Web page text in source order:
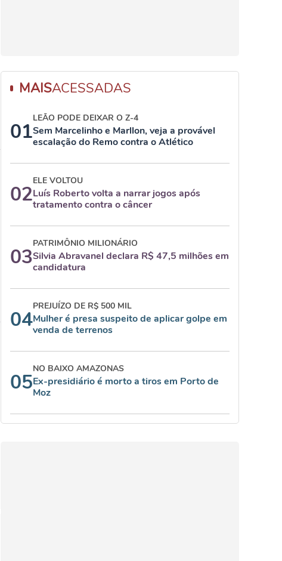
MAISACESSADAS
01
LEÃO PODE DEIXAR O Z-4
Sem Marcelinho e Marllon, veja a provável
escalação do Remo contra o Atlético
02
ELE VOLTOU
Luís Roberto volta a narrar jogos após
tratamento contra o câncer
03
PATRIMÔNIO MILIONÁRIO
Silvia Abravanel declara R$ 47,5 milhões em
candidatura
04
PREJUÍZO DE R$ 500 MIL
Mulher é presa suspeito de aplicar golpe em
venda de terrenos
05
NO BAIXO AMAZONAS
Ex-presidiário é morto a tiros em Porto de
Moz